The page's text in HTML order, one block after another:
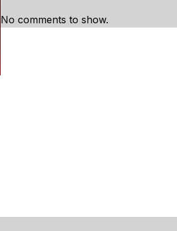
No comments to show.